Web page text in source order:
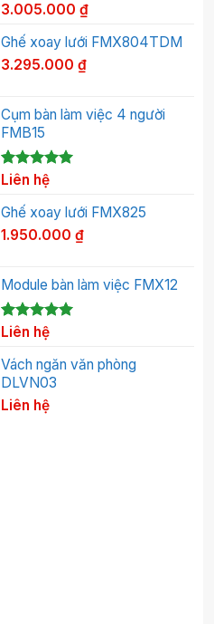
3.005.000₫
Ghế xoay lưới FMX804TDM
3.295.000₫
Cụm bàn làm việc 4 người
FMB15
5.00trên 5
dựa trên
1
đánh giá
Liên hệ
Ghế xoay lưới FMX825
1.950.000₫
Module bàn làm việc FMX12
5.00trên 5
dựa trên
1
đánh giá
Liên hệ
Vách ngăn văn phòng
DLVN03
Liên hệ